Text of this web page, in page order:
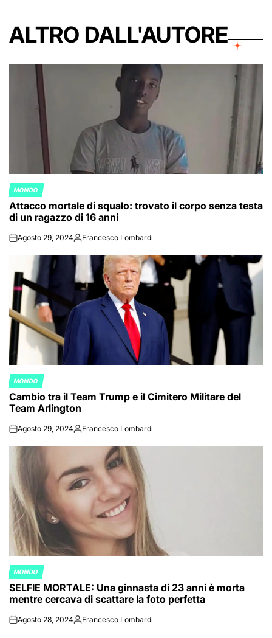
ALTRO DALL'AUTORE
POSTED
IN
MONDO
Attacco mortale di squalo: trovato il corpo senza testa
di un ragazzo di 16 anni
onAgosto 29, 2024Posted
Francesco Lombardi
POSTED
IN
MONDO
Cambio tra il Team Trump e il Cimitero Militare del
Team Arlington
onAgosto 29, 2024Posted
Francesco Lombardi
POSTED
IN
MONDO
SELFIE MORTALE: Una ginnasta di 23 anni è morta
mentre cercava di scattare la foto perfetta
onAgosto 28, 2024Posted
Francesco Lombardi